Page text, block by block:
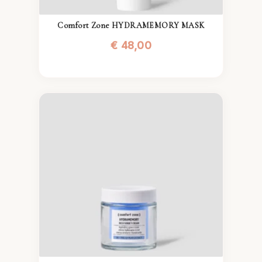
Comfort Zone HYDRAMEMORY MASK
€ 48,00